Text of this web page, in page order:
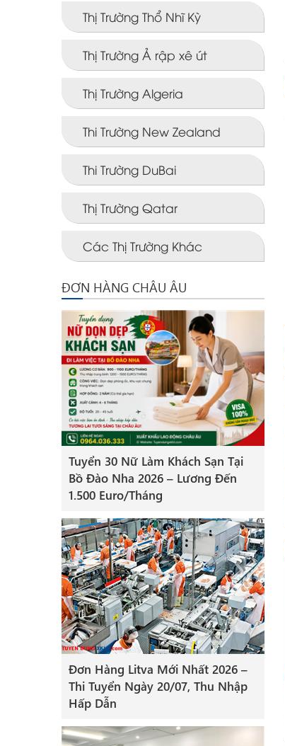
Thị Trường Thổ Nhĩ Kỳ
Thị Trường Ả rập xê út
Thị Trường Algeria
Thi Trường New Zealand
Thi Trường DuBai
Thị Trường Qatar
Các Thị Trường Khác
ĐƠN HÀNG CHÂU ÂU
Tuyển 30 Nữ Làm Khách Sạn Tại
Bồ Đào Nha 2026 – Lương Đến
1.500 Euro/Tháng
Đơn Hàng Litva Mới Nhất 2026 –
Thi Tuyển Ngày 20/07, Thu Nhập
Hấp Dẫn